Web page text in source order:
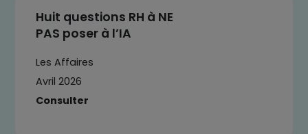
Huit questions RH à NE
PAS poser à l’IA
Les Affaires
Avril 2026
Consulter